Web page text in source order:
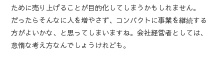
ために売り上げることが目的化してしまうかもしれません。
だったらそんなに人を増やさず、コンパクトに事業を継続する
方がよいかな、と思ってしまいますね。会社経営者としては、
怠惰な考え方なんでしょうけれども。